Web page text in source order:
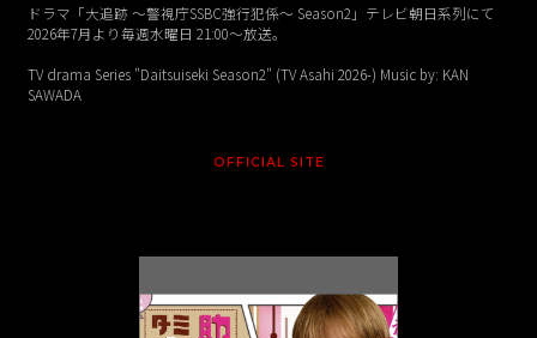
ドラマ「大追跡 ～警視庁SSBC強行犯係～ Season2」テレビ朝日系列にて
2026年7月より毎週水曜日 21:00〜放送。
TV drama Series "Daitsuiseki Season2" (TV Asahi 2026-) Music by: KAN
SAWADA
OFFICIAL SITE